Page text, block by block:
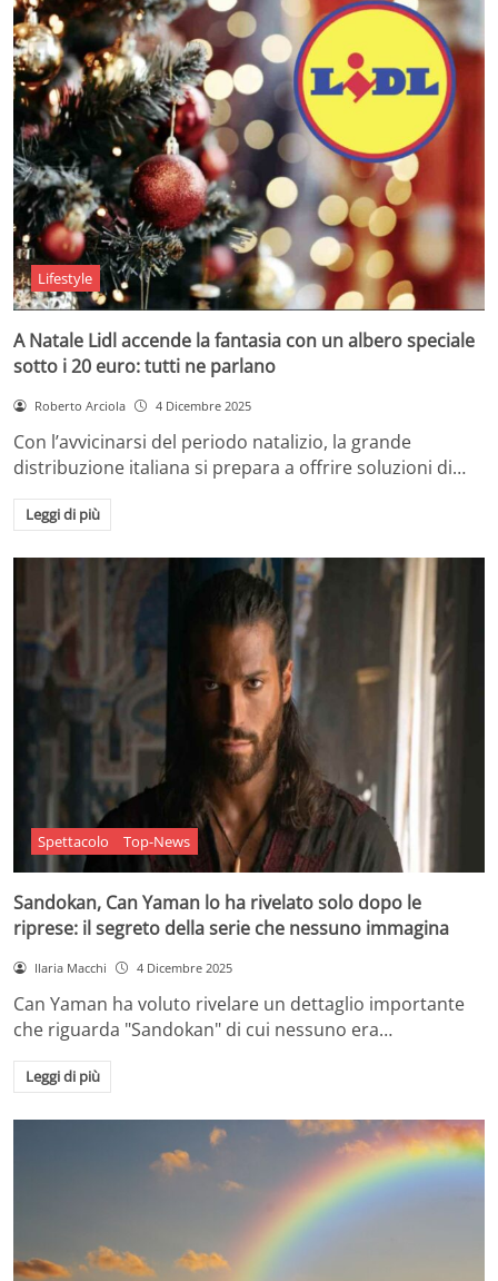
Lifestyle
A Natale Lidl accende la fantasia con un albero speciale
sotto i 20 euro: tutti ne parlano
Roberto Arciola 4 Dicembre 2025
Con l’avvicinarsi del periodo natalizio, la grande
distribuzione italiana si prepara a offrire soluzioni di…
Leggi di più
Spettacolo Top-News
Sandokan, Can Yaman lo ha rivelato solo dopo le
riprese: il segreto della serie che nessuno immagina
Ilaria Macchi 4 Dicembre 2025
Can Yaman ha voluto rivelare un dettaglio importante
che riguarda "Sandokan" di cui nessuno era…
Leggi di più